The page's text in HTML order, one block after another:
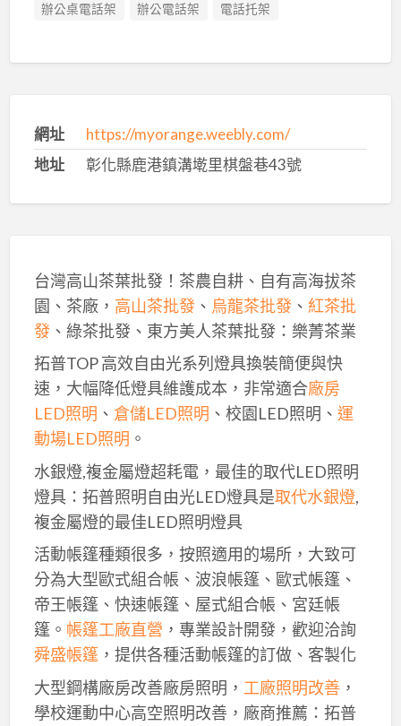
辦公桌電話架
辦公電話架 電話托架
網址
https://myorange.weebly.com/
地址
彰化縣鹿港鎮溝墘里棋盤巷43號
台灣高山茶葉批發！茶農自耕、自有高海拔茶
園、茶廠， 高山茶批發、 烏龍茶批發、 紅茶批
發、綠茶批發、東方美人茶葉批發：樂菁茶業
拓普TOP 高效自由光系列燈具換裝簡便與快
速，大幅降低燈具維護成本，非常適合廠房
LED照明 、 倉儲LED照明 、校園LED照明、 運
動場LED照明 。
水銀燈,複金屬燈超耗電，最佳的取代LED照明
燈具：拓普照明自由光LED燈具是取代水銀燈,
複金屬燈的最佳LED照明燈具
活動帳篷種類很多，按照適用的場所，大致可
分為大型歐式組合帳、波浪帳篷、歐式帳篷、
帝王帳篷、快速帳篷、屋式組合帳、宮廷帳
篷。 帳篷工廠直營 ，專業設計開發，歡迎洽詢
舜盛帳篷，提供各種活動帳篷的訂做、客製化
大型鋼構廠房改善廠房照明， 工廠照明改善，
學校運動中心高空照明改善，廠商推薦：拓普